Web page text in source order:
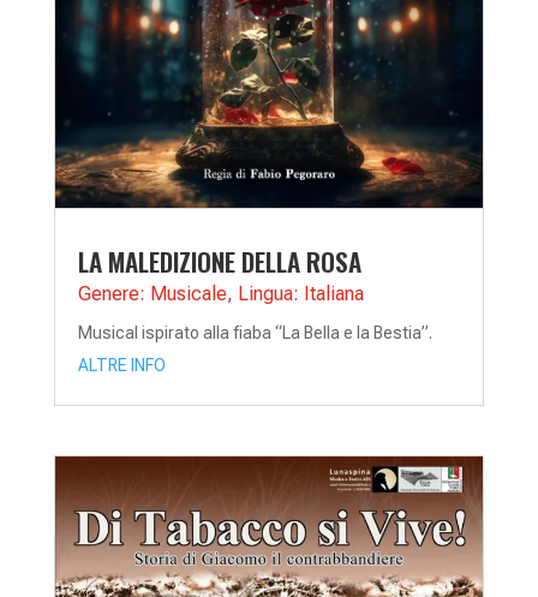
LA MALEDIZIONE DELLA ROSA
Genere: Musicale, Lingua: Italiana
Musical ispirato alla fiaba “La Bella e la Bestia”.
ALTRE INFO